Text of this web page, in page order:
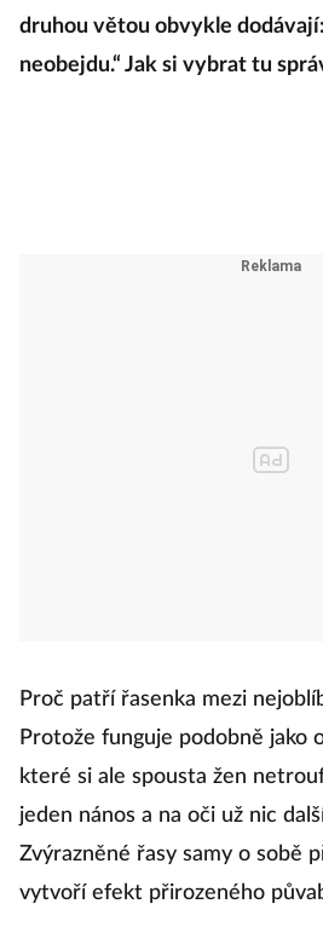
druhou větou obvykle
neobejdu.“ Jak si vybrat tu
Proč patří řasenka mezi
Protože funguje podobně jako
které si ale spousta žen
jeden nános a na oči už nic
Zvýrazněné řasy samy o sobě
vytvoří efekt přirozeného